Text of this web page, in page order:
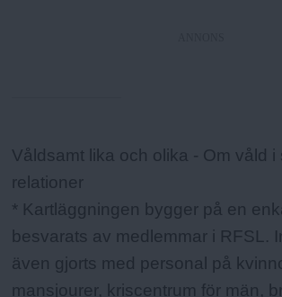
Fakta:
Våldsamt lika och olika - Om våld i
relationer
* Kartläggningen bygger på en
besvarats av medlemmar i RFSL.
även gjorts med personal på
mansjourer, kriscentrum för män,